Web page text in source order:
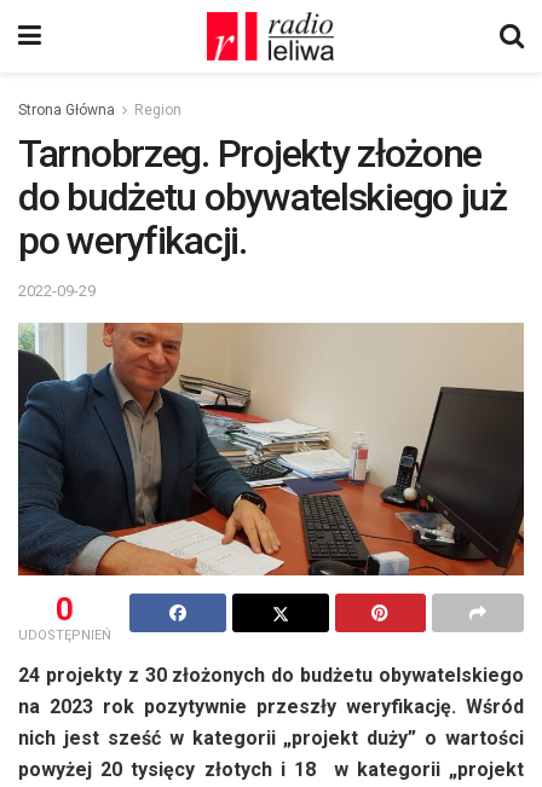
Strona Główna Region
Tarnobrzeg. Projekty złożone
do budżetu obywatelskiego już
po weryfikacji.
2022-09-29
0
UDOSTĘPNIEŃ
24 projekty z 30 złożonych do budżetu obywatelskiego
na 2023 rok pozytywnie przeszły weryfikację. Wśród
nich jest sześć w kategorii „projekt duży” o wartości
powyżej 20 tysięcy złotych i 18 w kategorii „projekt